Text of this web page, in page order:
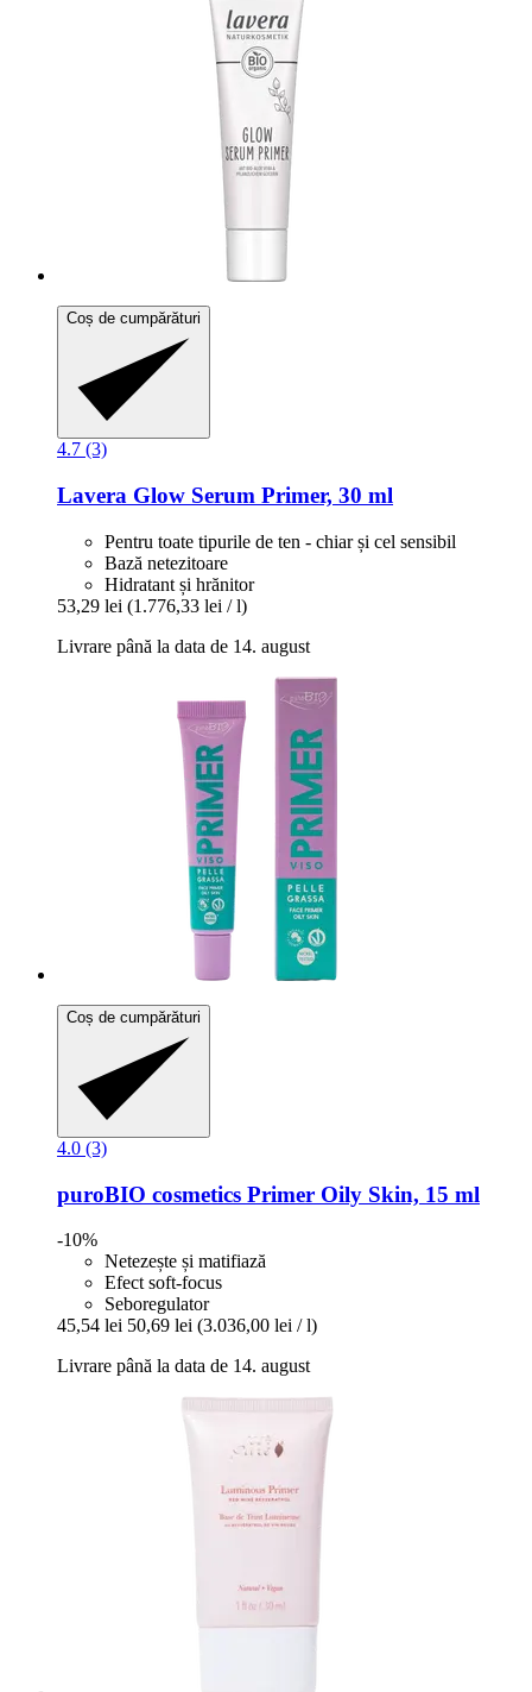
Coș de cumpărături
4.7 (3)
Lavera Glow Serum Primer, 30 ml
Pentru toate tipurile de ten - chiar și cel sensibil
Bază netezitoare
Hidratant și hrănitor
53,29 lei (1.776,33 lei / l)
Livrare până la data de 14. august
Coș de cumpărături
4.0 (3)
puroBIO cosmetics Primer Oily Skin, 15 ml
-10%
Netezește și matifiază
Efect soft-focus
Seboregulator
45,54 lei 50,69 lei (3.036,00 lei / l)
Livrare până la data de 14. august